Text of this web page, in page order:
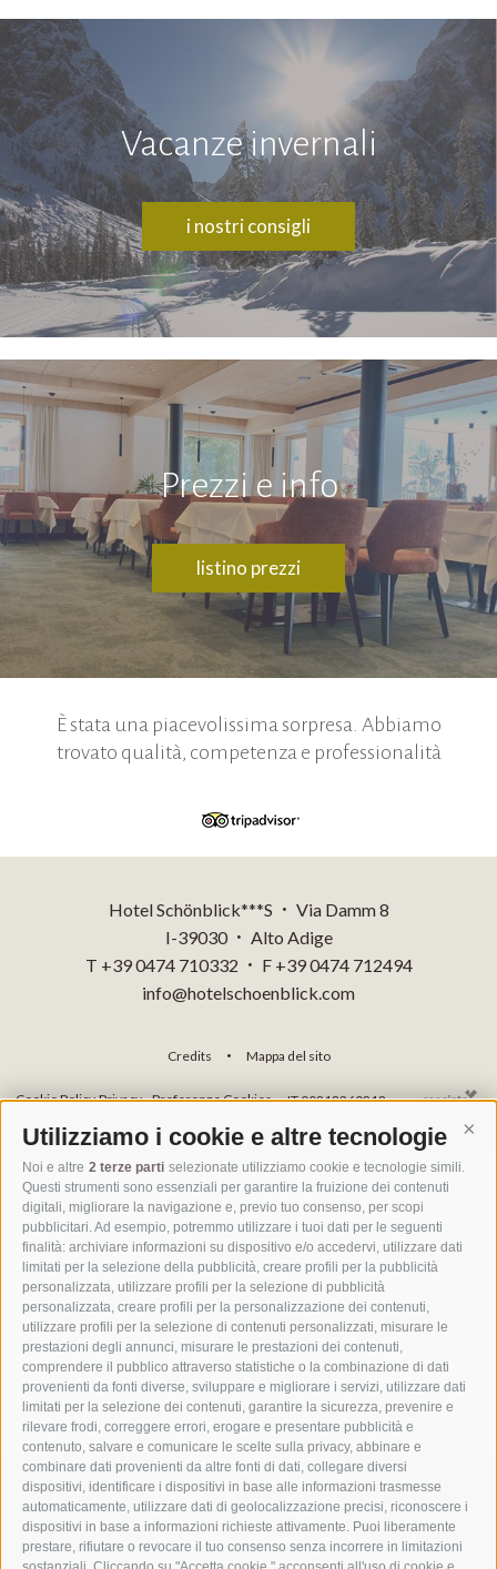
Utilizziamo i cookie e altre tecnologie
Noi e altre 2 terze parti selezionate utilizziamo cookie e tecnologie simili.
Questi strumenti sono essenziali per garantire la fruizione dei contenuti
digitali, migliorare la navigazione e, previo tuo consenso, per scopi
pubblicitari. Ad esempio, potremmo utilizzare i tuoi dati per le seguenti
finalità: archiviare informazioni su dispositivo e/o accedervi, utilizzare dati
limitati per la selezione della pubblicità, creare profili per la pubblicità
personalizzata, utilizzare profili per la selezione di pubblicità
personalizzata, creare profili per la personalizzazione dei contenuti,
utilizzare profili per la selezione di contenuti personalizzati, misurare le
prestazioni degli annunci, misurare le prestazioni dei contenuti,
comprendere il pubblico attraverso statistiche o la combinazione di dati
provenienti da fonti diverse, sviluppare e migliorare i servizi, utilizzare dati
limitati per la selezione dei contenuti, garantire la sicurezza, prevenire e
rilevare frodi, correggere errori, erogare e presentare pubblicità e
contenuto, salvare e comunicare le scelte sulla privacy, abbinare e
combinare dati provenienti da altre fonti di dati, collegare diversi
dispositivi, identificare i dispositivi in base alle informazioni trasmesse
automaticamente, utilizzare dati di geolocalizzazione precisi, riconoscere i
dispositivi in base a informazioni richieste attivamente. Puoi liberamente
prestare, rifiutare o revocare il tuo consenso senza incorrere in limitazioni
Vacanze invernali
i nostri consigli
Prezzi e info
listino prezzi
È stata una piacevolissima sorpresa. Abbiamo
trovato qualità, competenza e professionalità
Hotel Schönblick***S •
Via Damm 8
I-39030
•
Alto Adige
T +39 0474 710332
•
F +39 0474 712494
info@hotelschoenblick.com
Credits • Mappa del sito
Cookie Policy Privacy Preferenze Cookies IT 00818260218